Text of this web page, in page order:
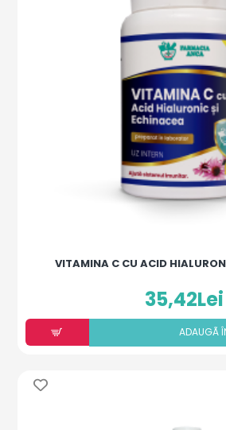
VITAMINA C CU ACID
35,42Lei
ADAUGÃ